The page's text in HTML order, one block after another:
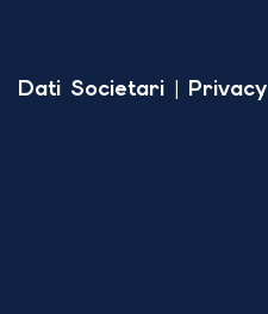
Dati Societari | Privacy